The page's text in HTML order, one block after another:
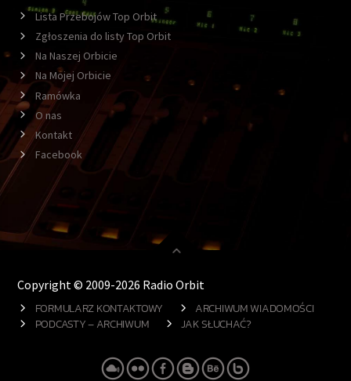
Lista Przebojów Top Orbit
Zgłoszenia do listy Top Orbit
Na Naszej Orbicie
Na Mojej Orbicie
Ramówka
O nas
Kontakt
Facebook
Copyright © 2009-2026 Radio Orbit
FORMULARZ KONTAKTOWY
ARCHIWUM WIADOMOŚCI
PODCASTY – ARCHIWUM
JAK SŁUCHAĆ?